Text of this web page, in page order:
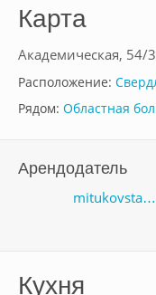
Карта
Академическая, 54/
Расположение:
Рядом: Областная
Арендодатель
mitukovsta…
Кухня